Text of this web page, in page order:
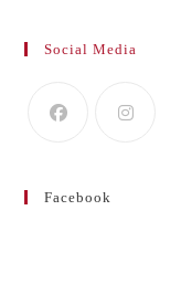
Social Media
Facebook